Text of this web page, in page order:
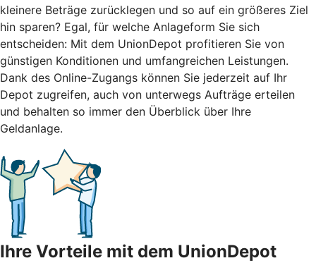
kleinere Beträge zurücklegen und so auf ein größeres Ziel
hin sparen? Egal, für welche Anlageform Sie sich
entscheiden: Mit dem UnionDepot profitieren Sie von
günstigen Konditionen und umfangreichen Leistungen.
Dank des Online-Zugangs können Sie jederzeit auf Ihr
Depot zugreifen, auch von unterwegs Aufträge erteilen
und behalten so immer den Überblick über Ihre
Geldanlage.
Ihre Vorteile mit dem UnionDepot